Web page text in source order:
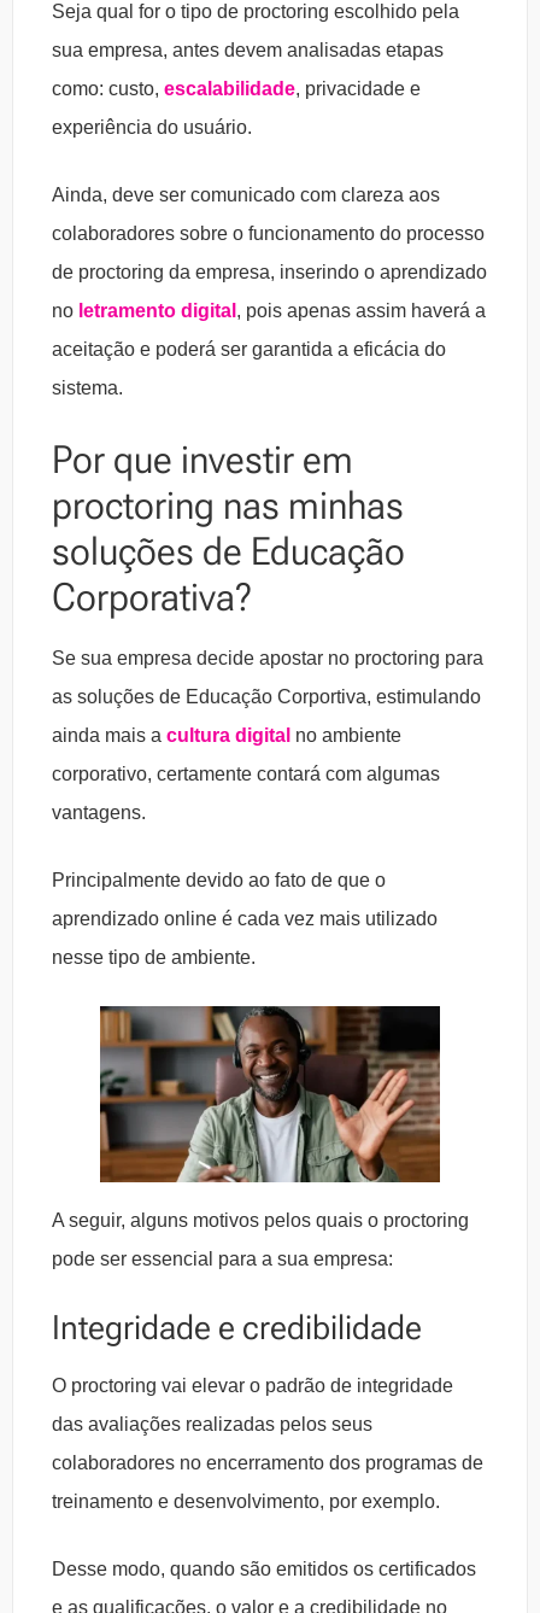
Seja qual for o tipo de proctoring escolhido pela
sua empresa, antes devem analisadas etapas
como: custo, escalabilidade, privacidade e
experiência do usuário.
Ainda, deve ser comunicado com clareza aos
colaboradores sobre o funcionamento do processo
de proctoring da empresa, inserindo o aprendizado
no letramento digital , pois apenas assim haverá a
aceitação e poderá ser garantida a eficácia do
sistema.
Por que investir em
proctoring nas minhas
soluções de Educação
Corporativa?
Se sua empresa decide apostar no proctoring para
as soluções de Educação Corportiva, estimulando
ainda mais a cultura digital no ambiente
corporativo, certamente contará com algumas
vantagens.
Principalmente devido ao fato de que o
aprendizado online é cada vez mais utilizado
nesse tipo de ambiente.
A seguir, alguns motivos pelos quais o proctoring
pode ser essencial para a sua empresa:
Integridade e credibilidade
O proctoring vai elevar o padrão de integridade
das avaliações realizadas pelos seus
colaboradores no encerramento dos programas de
treinamento e desenvolvimento, por exemplo.
Desse modo, quando são emitidos os certificados
e as qualificações, o valor e a credibilidade no